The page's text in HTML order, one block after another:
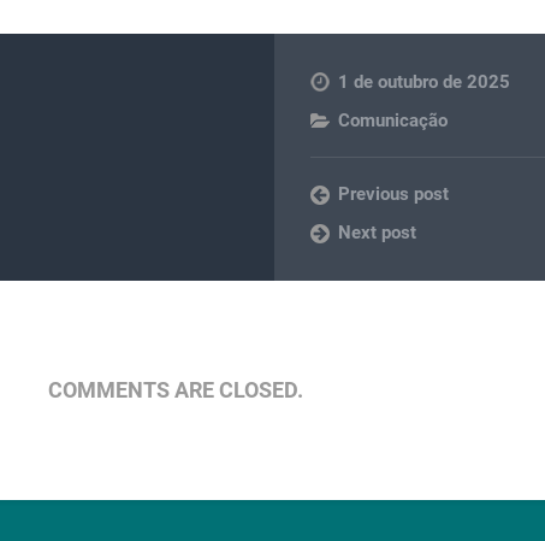
1 de outubro de 2025
Comunicação
Previous post
Next post
COMMENTS ARE CLOSED.